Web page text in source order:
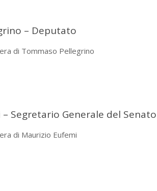
– Deputato
di Tommaso Pellegrino
Segretario Generale del
di Maurizio Eufemi